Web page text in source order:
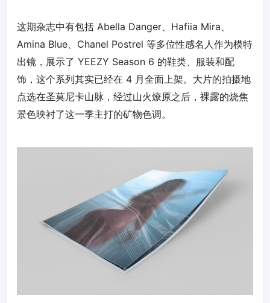
这期杂志中有包括 Abella Danger、Hafiia Mira、
Amina Blue、Chanel Postrel 等多位性感名人作为模特
出镜，展示了 YEEZY Season 6 的鞋类、服装和配
饰，这个系列其实已经在 4 月全面上架。大片的拍摄地
点选在圣莫尼卡山脉，经过山火燎原之后，裸露的烧焦
景色映衬了这一季主打的矿物色调。